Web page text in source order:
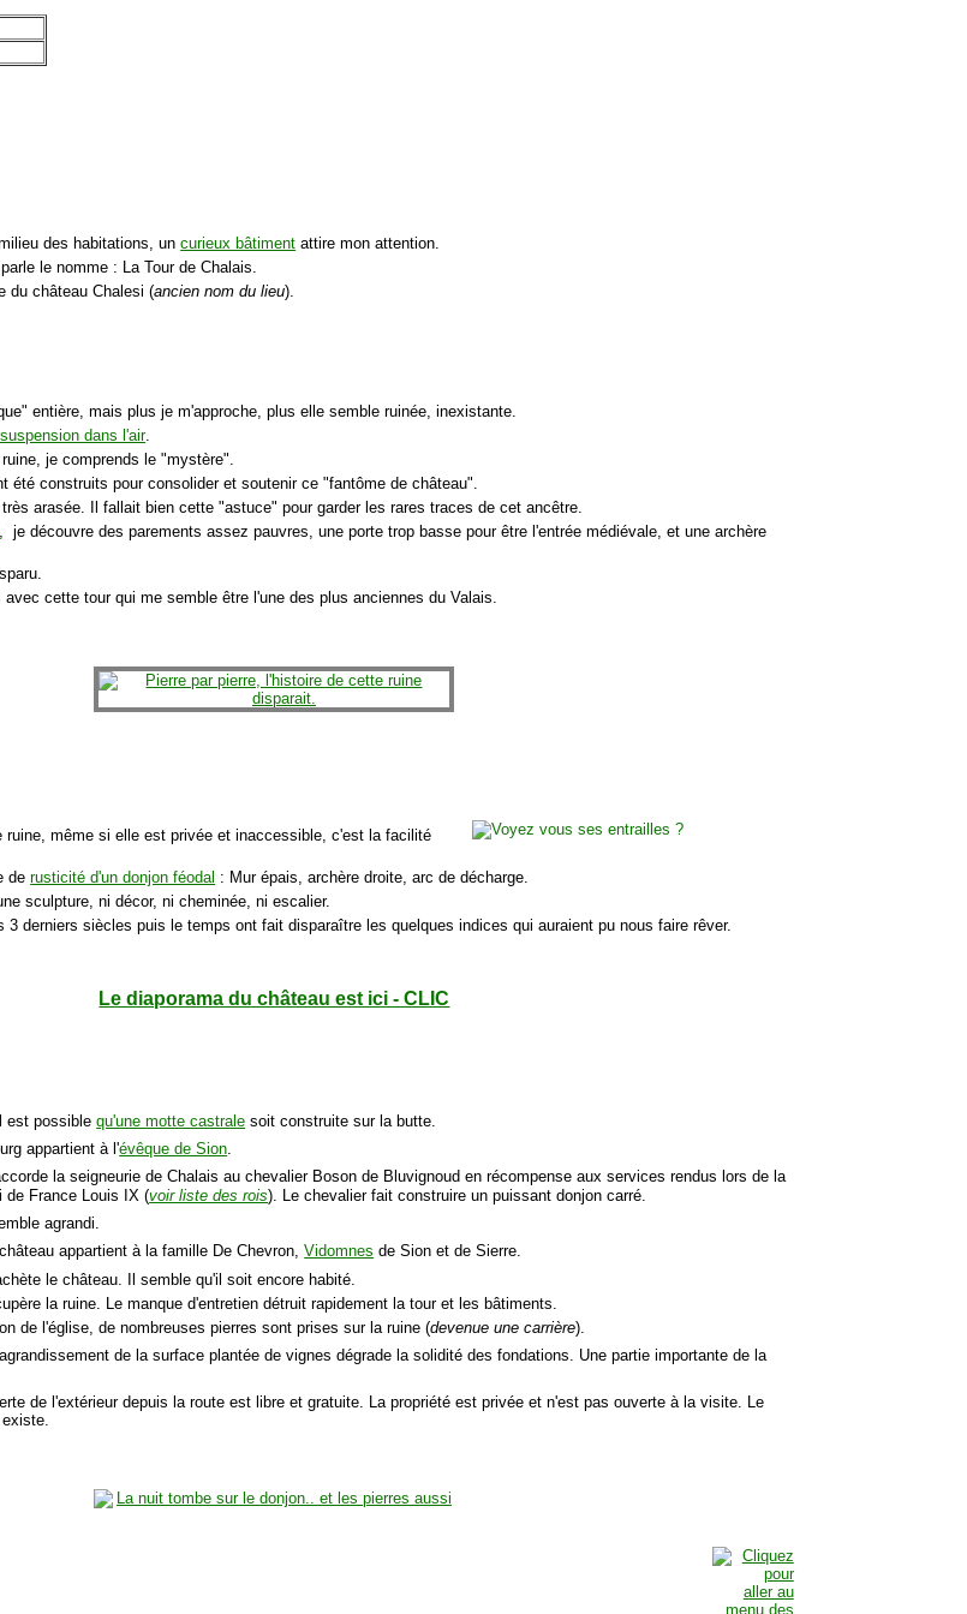
des habitations, uncurieux bâtiment attire mon attention.
le nomme : La Tour de Chalais.
du château Chalesi (ancien nom du lieu).
entière, mais plus je m'approche, plus elle semble ruinée, inexistante.
dans l'air.
je comprends le "mystère".
été construits pour consolider et soutenir ce "fantôme de château".
arasée. Il fallait bien cette "astuce" pour garder les rares traces de cet ancêtre.
, je découvre des parements assez pauvres, une porte trop basse pour être l'entrée médiévale, et une archère
cette tour qui me semble être l'une des plus anciennes du Valais.
ruine, même si elle est privée et inaccessible, c'est la facilité
derusticité d'un donjon féodal : Mur épais, archère droite, arc de décharge.
sculpture, ni décor, ni cheminée, ni escalier.
3 derniers siècles puis le temps ont fait disparaître les quelques indices qui auraient pu nous faire rêver.
Le diaporama du château est ici - CLIC
est possiblequ'une motte castrale soit construite sur la butte.
appartient à l'évêque de Sion.
la seigneurie de Chalais au chevalier Boson de Bluvignoud en récompense aux services rendus lors de la
de France Louis IX (voir liste des rois). Le chevalier fait construire un puissant donjon carré.
agrandi.
appartient à la famille De Chevron,Vidomnes de Sion et de Sierre.
le château. Il semble qu'il soit encore habité.
la ruine. Le manque d'entretien détruit rapidement la tour et les bâtiments.
de l'église, de nombreuses pierres sont prises sur la ruine (devenue une carrière).
de la surface plantée de vignes dégrade la solidité des fondations. Une partie importante de la
de l'extérieur depuis la route est libre et gratuite. La propriété est privée et n'est pas ouverte à la visite. Le